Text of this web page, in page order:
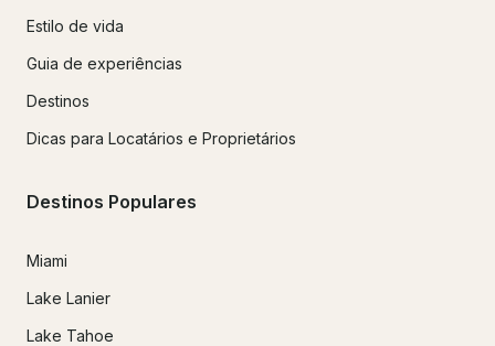
Estilo de vida
Guia de experiências
Destinos
Dicas para Locatários e Proprietários
Destinos Populares
Miami
Lake Lanier
Lake Tahoe